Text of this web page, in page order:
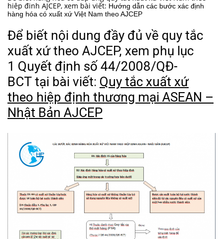
hiêp đinh AJCEP, xem bài viết: Hướng dẫn các bước xác định
hàng hóa có xuất xứ Việt Nam theo AJCEP
Để biết nội dung đầy đủ về quy tắc
xuất xứ theo AJCEP, xem phụ lục
1 Quyết định số 44/2008/QĐ-
BCT tại bài viết: Quy tắc xuất xứ
theo hiệp định thương mại ASEAN –
Nhật Bản AJCEP